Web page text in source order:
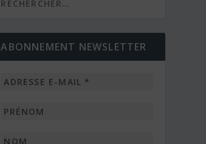
ABONNEMENT NEWSLETTER
Adresse
*
Prénom
Nom